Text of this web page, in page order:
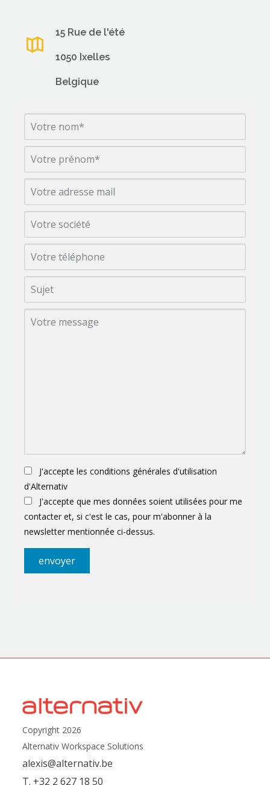
15 Rue de l'été
1050 Ixelles
Belgique
J'accepte les conditions générales d'utilisation
d'Alternativ
J'accepte que mes données soient utilisées pour me
contacter et, si c'est le cas, pour m'abonner à la
newsletter mentionnée ci-dessus.
Copyright 2026
Alternativ Workspace Solutions
alexis@alternativ.be
T. +32 2 627 18 50